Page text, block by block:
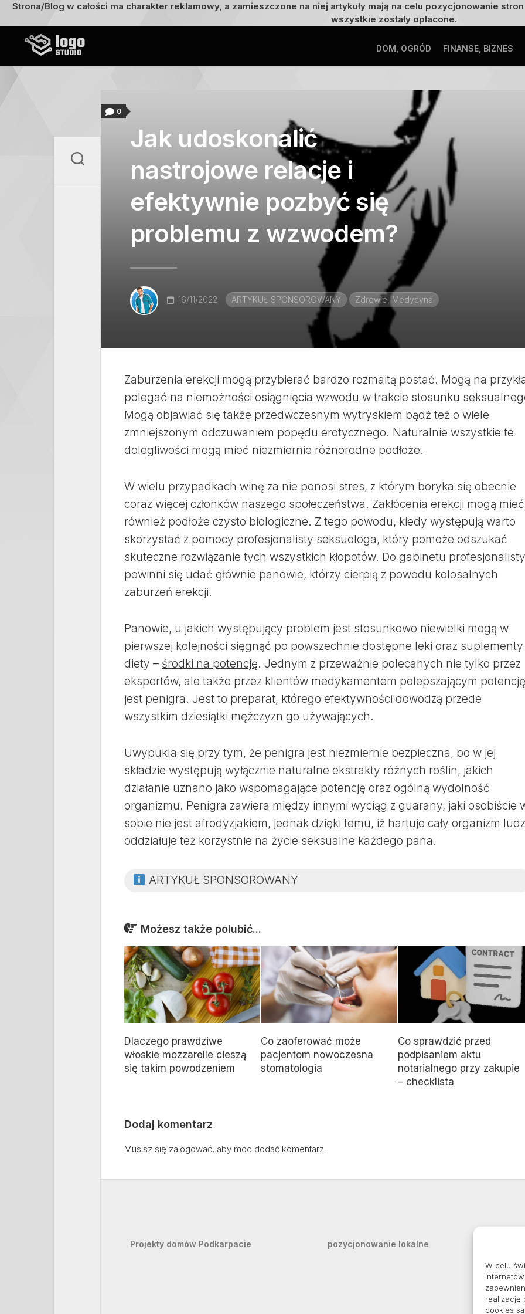
W celu
realizację
cookies
Strona/Blog w całości ma charakter reklamowy, a zamieszczone na niej artykuły mają na celu pozycjonowanie
wszystkie zostały opłacone.
DOM, OGRÓD FINANSE, BIZNES
0
Jak udoskonalić
nastrojowe relacje i
efektywnie pozbyć się
problemu z wzwodem?
16/11/2022 ARTYKUŁ SPONSOROWANY Zdrowie, Medycyna
Zaburzenia erekcji mogą przybierać bardzo rozmaitą postać. Mogą na
polegać na niemożności osiągnięcia wzwodu w trakcie stosunku
Mogą objawiać się także przedwczesnym wytryskiem bądź też o wiele
zmniejszonym odczuwaniem popędu erotycznego. Naturalnie wszystkie te
dolegliwości mogą mieć niezmiernie różnorodne podłoże.
W wielu przypadkach winę za nie ponosi stres, z którym boryka się obecnie
coraz więcej członków naszego społeczeństwa. Zakłócenia erekcji mogą mieć
również podłoże czysto biologiczne. Z tego powodu, kiedy występują warto
skorzystać z pomocy profesjonalisty seksuologa, który pomoże odszukać
skuteczne rozwiązanie tych wszystkich kłopotów. Do gabinetu profesjonalisty
powinni się udać głównie panowie, którzy cierpią z powodu kolosalnych
zaburzeń erekcji.
Panowie, u jakich występujący problem jest stosunkowo niewielki mogą w
pierwszej kolejności sięgnąć po powszechnie dostępne leki oraz suplementy
diety – środki na potencję. Jednym z przeważnie polecanych nie tylko przez
ekspertów, ale także przez klientów medykamentem polepszającym potencję
jest penigra. Jest to preparat, którego efektywności dowodzą przede
wszystkim dziesiątki mężczyzn go używających.
Uwypukla się przy tym, że penigra jest niezmiernie bezpieczna, bo w jej
składzie występują wyłącznie naturalne ekstrakty różnych roślin, jakich
działanie uznano jako wspomagające potencję oraz ogólną wydolność
organizmu. Penigra zawiera między innymi wyciąg z guarany, jaki osobiście
sobie nie jest afrodyzjakiem, jednak dzięki temu, iż hartuje cały organizm
oddziałuje też korzystnie na życie seksualne każdego pana.
ARTYKUŁ SPONSOROWANY
Możesz także polubić...
Dlaczego prawdziwe
włoskie mozzarelle cieszą
się takim powodzeniem
Co zaoferować może
pacjentom nowoczesna
stomatologia
Co sprawdzić przed
podpisaniem aktu
notarialnego przy zakupie
– checklista
Dodaj komentarz
Musisz się zalogować, aby móc dodać komentarz.
Projekty domów Podkarpacie pozycjonowanie lokalne